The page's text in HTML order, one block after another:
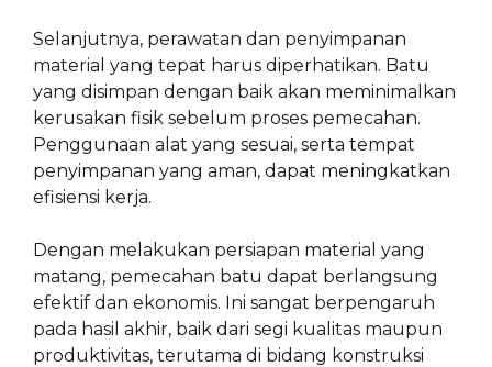
Selanjutnya, perawatan dan penyimpanan
material yang tepat harus diperhatikan. Batu
yang disimpan dengan baik akan meminimalkan
kerusakan fisik sebelum proses pemecahan.
Penggunaan alat yang sesuai, serta tempat
penyimpanan yang aman, dapat meningkatkan
efisiensi kerja.
Dengan melakukan persiapan material yang
matang, pemecahan batu dapat berlangsung
efektif dan ekonomis. Ini sangat berpengaruh
pada hasil akhir, baik dari segi kualitas maupun
produktivitas, terutama di bidang konstruksi